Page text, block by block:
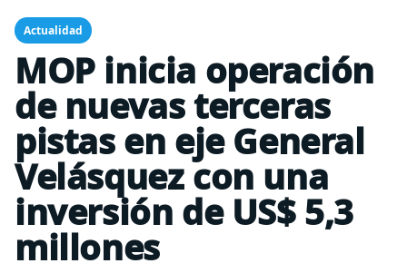
Actualidad
MOP inicia operación
de nuevas terceras
pistas en eje General
Velásquez con una
inversión de US$ 5,3
millones